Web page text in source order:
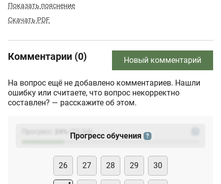
Показать пояснение
Скачать PDF
Комментарии (0) Новый комментарий
На вопрос ещё не добавлено комментариев. Нашли
ошибку или считаете, что вопрос некорректно
составлен? — расскажите об этом.
(23
Прогресс обучения ?
26 27 28 29 30